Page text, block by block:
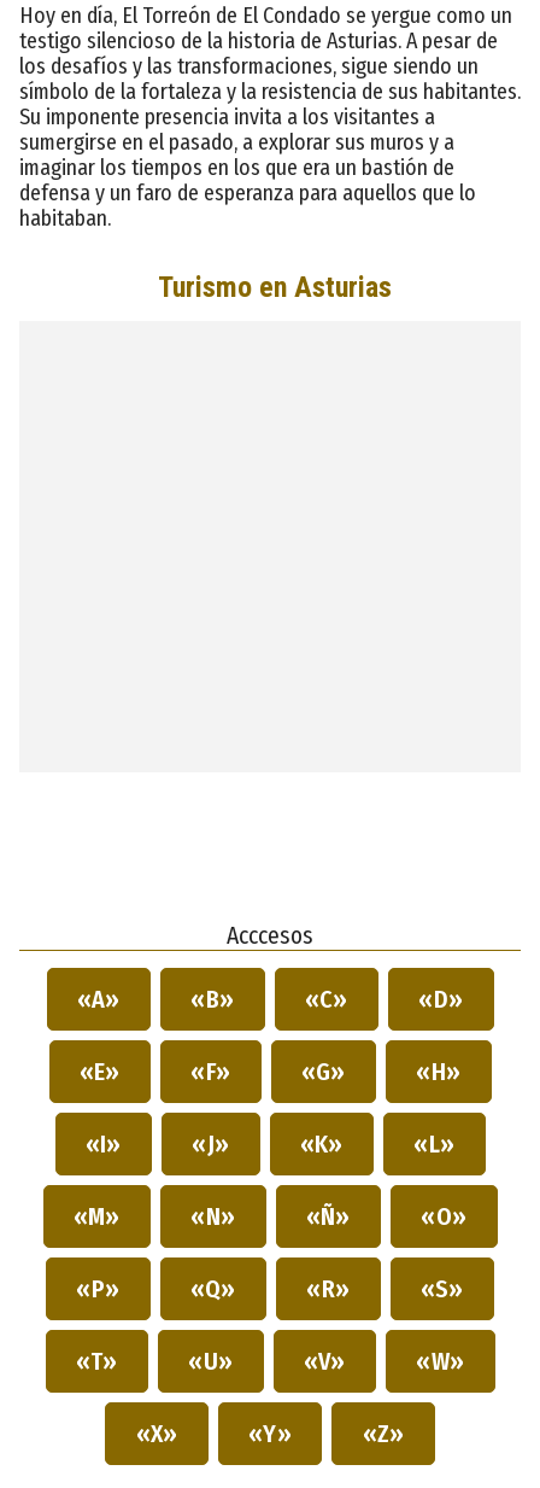
Hoy en día, El Torreón de El Condado se yergue como un
testigo silencioso de la historia de Asturias. A pesar de
los desafíos y las transformaciones, sigue siendo un
símbolo de la fortaleza y la resistencia de sus habitantes.
Su imponente presencia invita a los visitantes a
sumergirse en el pasado, a explorar sus muros y a
imaginar los tiempos en los que era un bastión de
defensa y un faro de esperanza para aquellos que lo
habitaban.
Acccesos
«A» «B» «C» «D»
«E» «F» «G» «H»
«I» «J» «K» «L»
«M» «N» «Ñ» «O»
«P» «Q» «R» «S»
«T» «U» «V» «W»
«X» «Y» «Z»